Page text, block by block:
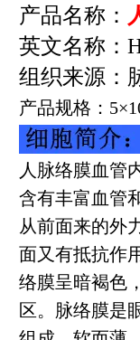
产品名称：
英文名称：
组织来源：
产品规格： 5×
人脉络膜血管
含有丰富血管
从前面来的外
面又有抵抗作
络膜呈暗褐色
区。脉络膜是